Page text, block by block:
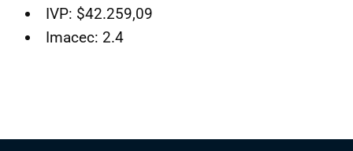
IVP: $42.259,09
Imacec: 2.4